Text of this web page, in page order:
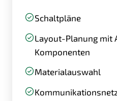
Schaltpläne
Layout-Planung mit
Komponenten
Materialauswahl